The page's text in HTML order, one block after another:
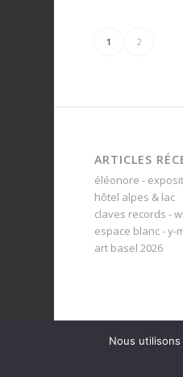
1 2
ARTICLES
éléonore -
hôtel alpes & lac
claves records -
espace blanc - y-
art basel 2026
Nous